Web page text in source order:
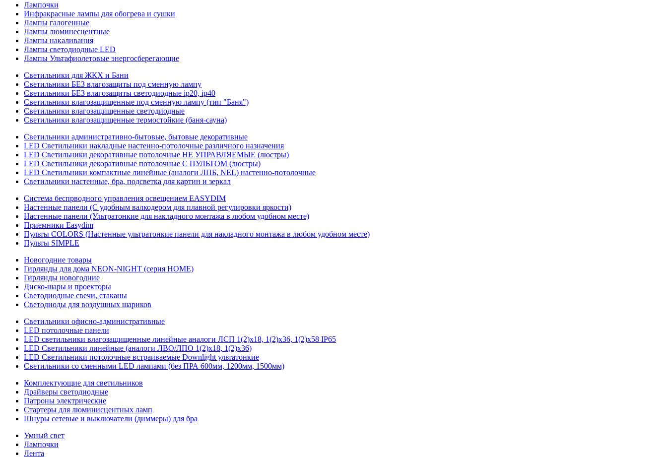
Лампочки
Инфракрасные лампы для обогрева и сушки
Лампы галогенные
Лампы люминесцентные
Лампы накаливания
Лампы светодиодные LED
Лампы Ультафиолетовые энергосберегающие
Светильники для ЖКХ и Бани
Светильники БЕЗ влагозащиты под сменную лампу
Светильники БЕЗ влагозащиты светодиодные ip20, ip40
Светильники влагозащищенные под сменную лампу (тип "Баня")
Светильники влагозащищенные светодиодные
Светильники влагозащищенные термостойкие (баня-сауна)
Светильники административно-бытовые, бытовые декоративные
LED Cветильники накладные настенно-потолочные различного назначения
LED Светильники декоративные потолочные НЕ УПРАВЛЯЕМЫЕ (люстры)
LED Светильники декоративные потолочные С ПУЛЬТОМ (люстры)
LED Светильники компактные линейные (аналоги ЛПБ, NEL) настенно-потолочные
Светильники настенные, бра, подсветка для картин и зеркал
Система беспрводного управления освещением EASYDIM
Настенные панели (С удобным валкодером для плавной регулировки яркости)
Настенные панели (Ультратонкие для накладного монтажа в любом удобном месте)
Приемники Easydim
Пульты COLORS (Настенные ультратонкие панели для накладного монтажа в любом удобном месте)
Пульты SIMPLE
Новогодние товары
Гирлянды для дома NEON-NIGHT (серия HOME)
Гирлянды новогодние
Диско-шары и проекторы
Светодиодные свечи, стаканы
Светодиоды для воздушных шариков
Светильники офисно-административные
LED потолочные панели
LED светильники влагозащищенные линейные аналоги ЛСП 1(2)х18, 1(2)х36, 1(2)х58 IP65
LED Светильники линейные (аналоги ЛВО/ЛПО 1(2)х18, 1(2)х36)
LED Светильники потолочные встраиваемые Downlight ультатонкие
Светильники со сменными LED лампами (без ПРА 600мм, 1200мм, 1500мм)
Комплектующие для светильников
Драйверы светодиодные
Патроны электрические
Стартеры для люминисцентных ламп
Шнуры сетевые и выключатели (диммеры) для бра
Умный свет
Лампочки
Лента